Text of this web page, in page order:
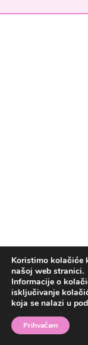
Koristimo kolačiće
našoj web stranici.
Informacije o
isključivanje
koja se nalazi u
Prihvaćam